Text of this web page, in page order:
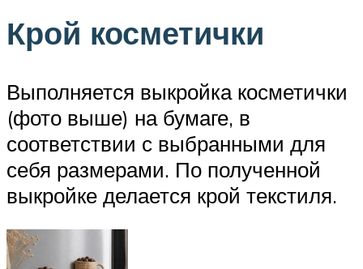
Крой косметички
Выполняется выкройка косметички
(фото выше) на бумаге, в
соответствии с выбранными для
себя размерами. По полученной
выкройке делается крой текстиля.